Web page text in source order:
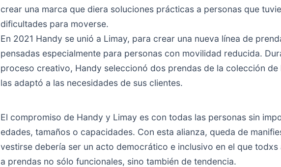
crear una marca que diera soluciones prácticas a personas que
dificultades para moverse.
En 2021 Handy se unió a Limay, para crear una nueva línea de
pensadas especialmente para personas con movilidad reducida.
proceso creativo, Handy seleccionó dos prendas de la colección de
las adaptó a las necesidades de sus clientes.
El compromiso de Handy y Limay es con todas las personas sin
edades, tamaños o capacidades. Con esta alianza, queda de
vestirse debería ser un acto democrático e inclusivo en el que todxs
a prendas no sólo funcionales, sino también de tendencia.